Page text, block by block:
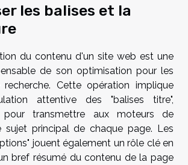
les balises et la
du contenu d'un site web est une
de son optimisation pour les
Cette opération implique
attentive des "balises titre",
pour transmettre aux moteurs de
sujet principal de chaque page. Les
jouent également un rôle clé en
bref résumé du contenu de la page